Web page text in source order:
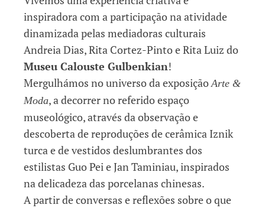
inspiradora com a participação na atividade
dinamizada pelas mediadoras culturais
Andreia Dias, Rita Cortez-Pinto e Rita Luiz do
Museu Calouste Gulbenkian!
Mergulhámos no universo da exposição Arte &
Moda, a decorrer no referido espaço
museológico, através da observação e
descoberta de reproduções de cerâmica Iznik
turca e de vestidos deslumbrantes dos
estilistas Guo Pei e Jan Taminiau, inspirados
na delicadeza das porcelanas chinesas.
A partir de conversas e reflexões sobre o que